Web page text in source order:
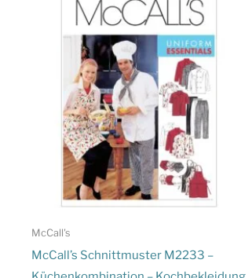
McCall's
McCall’s Schnittmuster M2233 –